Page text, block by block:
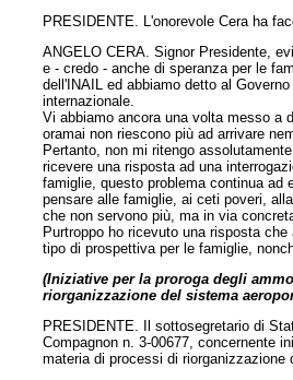
PRESIDENTE. L'onorevole Cera ha
ANGELO CERA. Signor Presidente,
e - credo - anche di speranza per le
dell'INAIL ed abbiamo detto al
internazionale.
Vi abbiamo ancora una volta messo a
oramai non riescono più ad arrivare
Pertanto, non mi ritengo
ricevere una risposta ad una
famiglie, questo problema continua ad
pensare alle famiglie, ai ceti poveri,
che non servono più, ma in via
Purtroppo ho ricevuto una risposta
tipo di prospettiva per le famiglie,
(Iniziative per la proroga degli
riorganizzazione del sistema
PRESIDENTE. Il sottosegretario di
Compagnon n. 3-00677, concernente
materia di processi di